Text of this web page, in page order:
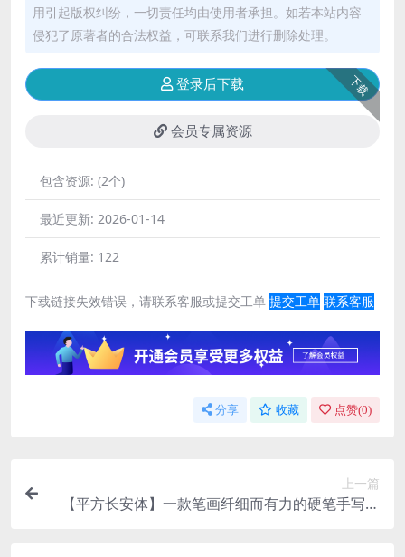
用引起版权纠纷，一切责任均由使用者承担。如若本站内容
侵犯了原著者的合法权益，可联系我们进行删除处理。
下载
登录后下载
会员专属资源
包含资源: (2个)
最近更新: 2026-01-14
累计销量: 122
下载链接失效错误，请联系客服或提交工单 提交工单 联系客服
分享 收藏 点赞(0)
上一篇
【平方长安体】一款笔画纤细而有力的硬笔手写字